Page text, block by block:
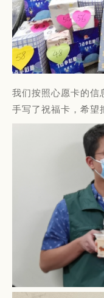
我们按照心愿卡的信
手写了祝福卡，希望